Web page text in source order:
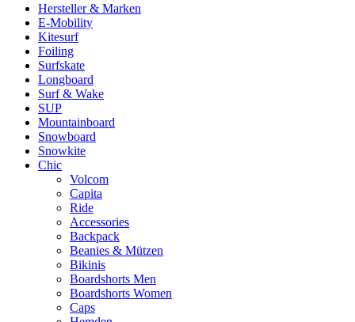
Hersteller & Marken
E-Mobility
Kitesurf
Foiling
Surfskate
Longboard
Surf & Wake
SUP
Mountainboard
Snowboard
Snowkite
Chic
Volcom
Capita
Ride
Accessories
Backpack
Beanies & Mützen
Bikinis
Boardshorts Men
Boardshorts Women
Caps